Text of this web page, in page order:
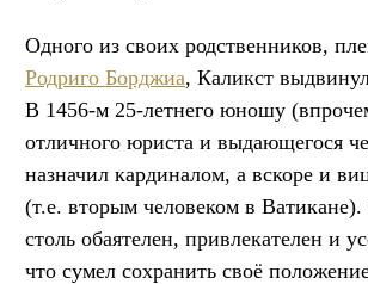
Одного из своих родственников,
Родриго Борджиа, Каликст
В 1456-м 25-летнего юношу
отличного юриста и выдающегося
назначил кардиналом, а вскоре и
(т.е. вторым человеком в
столь обаятелен, привлекателен и
что сумел сохранить своё